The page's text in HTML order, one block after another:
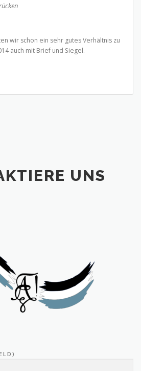
wir schon ein sehr gutes Verhältnis zu
auch mit Brief und Siegel.
UNS